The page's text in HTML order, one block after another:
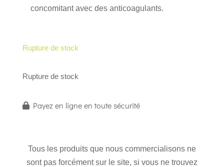
concomitant avec des anticoagulants.
Rupture de stock
Rupture de stock
Payez en ligne en toute sécurité
Tous les produits que nous commercialisons ne
sont pas forcément sur le site, si vous ne trouvez